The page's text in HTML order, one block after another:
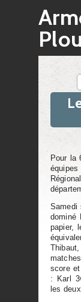
Pour la
Samedi
dominé
papier,
score
: Karl
les